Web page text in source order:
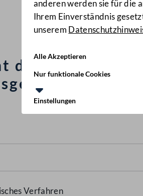
anderen werden sie für die
Ihrem Einverständnis
unserem
Alle Akzeptieren
Nur funktionale Cookies
Einstellungen
des
mit
Verfahren